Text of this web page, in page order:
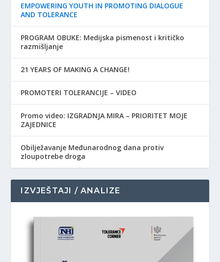
EMPOWERING YOUTH IN PROMOTING DIALOGUE
AND TOLERANCE
PROGRAM OBUKE: Medijska pismenost i kritičko
razmišljanje
21 YEARS OF MAKING A CHANGE!
PROMOTERI TOLERANCIJE – VIDEO
Promo video: IZGRADNJA MIRA – PRIORITET MOJE
ZAJEDNICE
Obilježavanje Međunarodnog dana protiv
zloupotrebe droga
IZVJEŠTAJI / ANALIZE